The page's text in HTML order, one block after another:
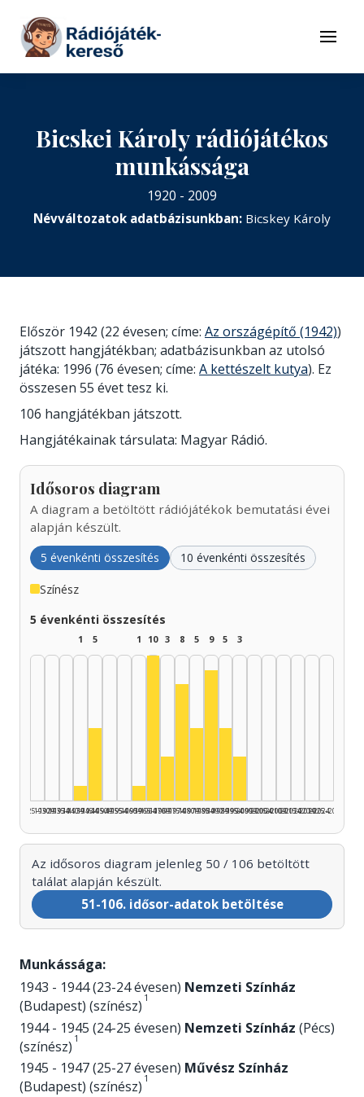
Tovább a tartalomhoz
Menü
Bicskei Károly rádiójátékos
munkássága
1920 - 2009
Névváltozatok adatbázisunkban: Bicskey Károly
Először 1942 (22 évesen; címe: Az országépítő (1942))
játszott hangjátékban; adatbázisunkban az utolsó
játéka: 1996 (76 évesen; címe: A kettészelt kutya). Ez
összesen 55 évet tesz ki.
106 hangjátékban játszott.
Hangjátékainak társulata: Magyar Rádió.
Idősoros diagram
A diagram a betöltött rádiójátékok bemutatási évei
alapján készült.
5 évenkénti összesítés 10 évenkénti összesítés
Színész
5 évenkénti összesítés
1925–1929
1930–1934
1935–1939
1
Színész, 1940–1944: 1
1940–1944
5
1945–1949
1950–1954
1955–1959
1
Színész, 1960–1964: 1
1960–1964
10
1965–1969
3
1970–1974
8
1975–1979
5
1980–1984
9
1985–1989
5
1990–1994
3
1995–1999
2000–2004
2005–2009
2010–2014
2015–2019
2020–2024
2025–2026
Az idősoros diagram jelenleg 50 / 106 betöltött
találat alapján készült.
51-106. idősor-adatok betöltése
Munkássága:
1943 - 1944 (23-24 évesen) Nemzeti Színház
(Budapest) (színész) 1
1944 - 1945 (24-25 évesen) Nemzeti Színház (Pécs)
(színész) 1
1945 - 1947 (25-27 évesen) Művész Színház
(Budapest) (színész) 1